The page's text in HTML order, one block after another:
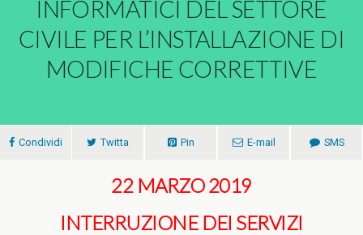
INFORMATICI DEL SETTORE
CIVILE PER L’INSTALLAZIONE DI
MODIFICHE CORRETTIVE
Condividi Twitta Pin E-mail SMS
22 MARZO 2019
INTERRUZIONE DEI SERVIZI